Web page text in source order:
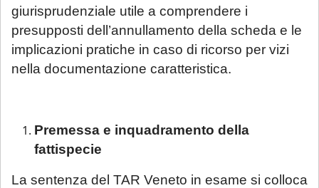
giurisprudenziale utile a comprendere i
presupposti dell’annullamento della scheda e le
implicazioni pratiche in caso di ricorso per vizi
nella documentazione caratteristica.
Premessa e inquadramento della
fattispecie
La sentenza del TAR Veneto in esame si colloca